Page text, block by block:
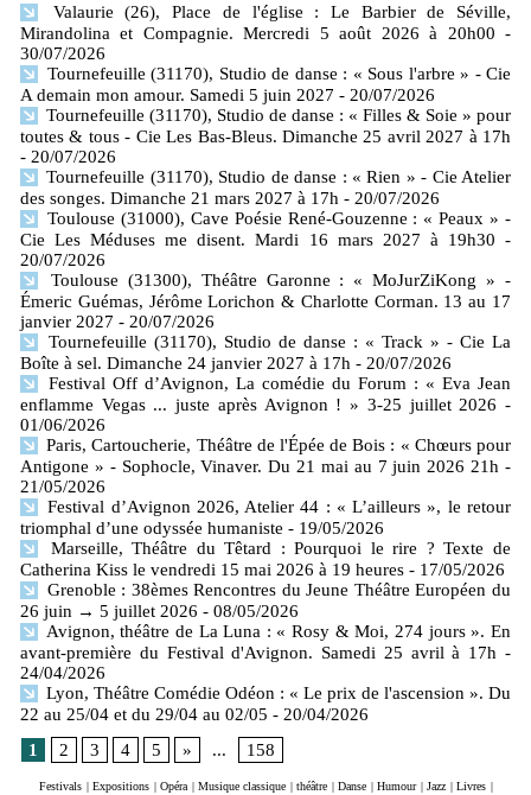
Valaurie (26), Place de l'église : Le Barbier de Séville,
Mirandolina et Compagnie. Mercredi 5 août 2026 à 20h00 -
30/07/2026
Tournefeuille (31170), Studio de danse : « Sous l'arbre » - Cie
A demain mon amour. Samedi 5 juin 2027 - 20/07/2026
Tournefeuille (31170), Studio de danse : « Filles & Soie » pour
toutes & tous - Cie Les Bas-Bleus. Dimanche 25 avril 2027 à 17h
- 20/07/2026
Tournefeuille (31170), Studio de danse : « Rien » - Cie Atelier
des songes. Dimanche 21 mars 2027 à 17h - 20/07/2026
Toulouse (31000), Cave Poésie René-Gouzenne : « Peaux » -
Cie Les Méduses me disent. Mardi 16 mars 2027 à 19h30 -
20/07/2026
Toulouse (31300), Théâtre Garonne : « MoJurZiKong » -
Émeric Guémas, Jérôme Lorichon & Charlotte Corman. 13 au 17
janvier 2027 - 20/07/2026
Tournefeuille (31170), Studio de danse : « Track » - Cie La
Boîte à sel. Dimanche 24 janvier 2027 à 17h - 20/07/2026
Festival Off d’Avignon, La comédie du Forum : « Eva Jean
enflamme Vegas ... juste après Avignon ! » 3-25 juillet 2026 -
01/06/2026
Paris, Cartoucherie, Théâtre de l'Épée de Bois : « Chœurs pour
Antigone » - Sophocle, Vinaver. Du 21 mai au 7 juin 2026 21h -
21/05/2026
Festival d’Avignon 2026, Atelier 44 : « L’ailleurs », le retour
triomphal d’une odyssée humaniste - 19/05/2026
Marseille, Théâtre du Têtard : Pourquoi le rire ? Texte de
Catherina Kiss le vendredi 15 mai 2026 à 19 heures - 17/05/2026
Grenoble : 38èmes Rencontres du Jeune Théâtre Européen du
26 juin → 5 juillet 2026 - 08/05/2026
Avignon, théâtre de La Luna : « Rosy & Moi, 274 jours ». En
avant-première du Festival d'Avignon. Samedi 25 avril à 17h -
24/04/2026
Lyon, Théâtre Comédie Odéon : « Le prix de l'ascension ». Du
22 au 25/04 et du 29/04 au 02/05 - 20/04/2026
1
2 3 4 5 » ... 158
Festivals Expositions Opéra Musique classique théâtre Danse Humour Jazz Livres